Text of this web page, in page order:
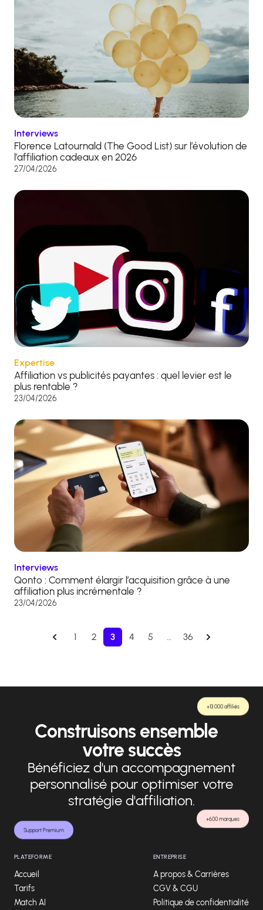
Interviews
Florence Latournald (The Good List) sur l’évolution de
l’affiliation cadeaux en 2026
27/04/2026
Expertise
Affiliation vs publicités payantes : quel levier est le
plus rentable ?
23/04/2026
Interviews
Qonto : Comment élargir l’acquisition grâce à une
affiliation plus incrémentale ?
23/04/2026
1 2 3 4 5 … 36
Support Premium
+600 marques
+13 000 affiliés
Construisons ensemble
votre succès
Bénéficiez d'un accompagnement
personnalisé pour optimiser votre
stratégie d'affiliation.
PLATEFORME
Accueil
Tarifs
Match AI
ENTREPRISE
A propos & Carrières
CGV & CGU
Politique de confidentialité